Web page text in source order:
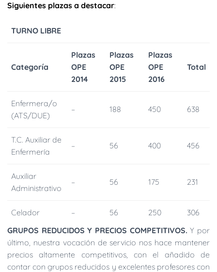
Siguientes plazas a destacar:
TURNO LIBRE
Categoría
Plazas
OPE
2014
Plazas
OPE
2015
Plazas
OPE
2016
Total
Enfermera/o
(ATS/DUE)
– 188 450 638
T.C. Auxiliar de
Enfermería
– 56 400 456
Auxiliar
Administrativo
– 56 175 231
Celador – 56 250
306
GRUPOS REDUCIDOS Y PRECIOS COMPETITIVOS. Y por
último, nuestra vocación de servicio nos hace mantener
precios altamente competitivos, con el añadido de
contar con grupos reducidos y excelentes profesores con